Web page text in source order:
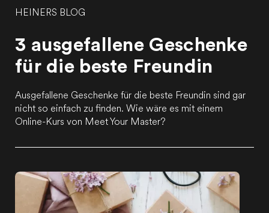
HEINERS BLOG
3 ausgefallene Geschenke
für die beste Freundin
Ausgefallene Geschenke für die beste Freundin sind gar
nicht so einfach zu finden. Wie wäre es mit einem
Online-Kurs von Meet Your Master?